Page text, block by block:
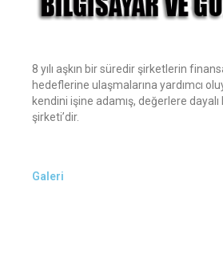
8 yılı aşkın bir süredir şirketlerin
hedeflerine ulaşmalarına yardımcı
kendini işine adamış, değerlere
şirketi’dir.
Galeri